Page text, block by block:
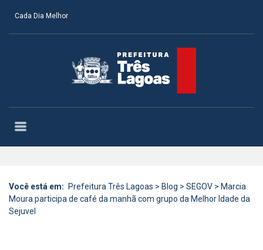
Cada Dia Melhor
Você está em: Prefeitura Três Lagoas > Blog > SEGOV > Marcia
Moura participa de café da manhã com grupo da Melhor Idade da
Sejuvel